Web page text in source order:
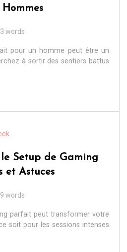
words
pour un homme peut être un
à sortir des sentiers battus
Setup de Gaming
et Astuces
words
parfait peut transformer votre
soit pour les sessions intenses